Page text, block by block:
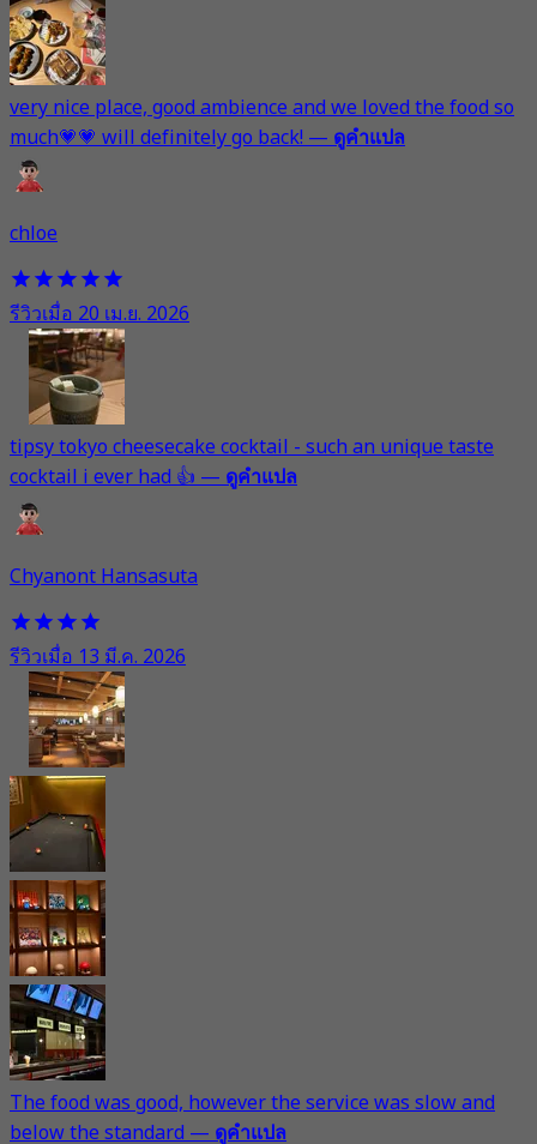
very nice place, good ambience and we loved the food so
much💗💗 will definitely go back! — ดูคำแปล
chloe
รีวิวเมื่อ 20 เม.ย. 2026
tipsy tokyo cheesecake cocktail - such an unique taste
cocktail i ever had 👍—ดูคำแปล
Chyanont Hansasuta
รีวิวเมื่อ 13 มี.ค. 2026
The food was good, however the service was slow and
below the standard—ดูคำแปล